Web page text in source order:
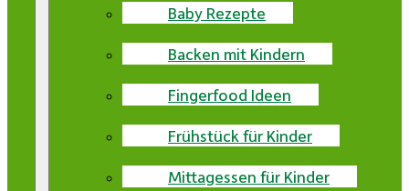
Baby Rezepte
Backen mit Kindern
Fingerfood Ideen
Frühstück für Kinder
Mittagessen für Kinder